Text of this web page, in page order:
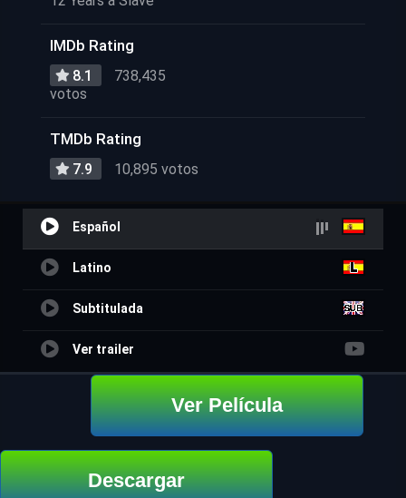
IMDb Rating
8.1
738,435
votos
TMDb Rating
7.9 10,895 votos
Español
Latino
Subtitulada
Ver trailer
Ver Película
Descargar